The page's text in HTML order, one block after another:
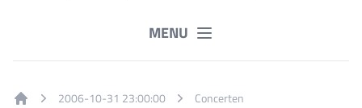
MENU
2006-10-31 23:00:00 Concerten